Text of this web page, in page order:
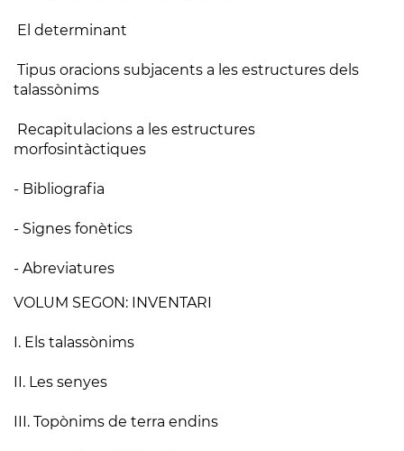
El determinant
Tipus oracions subjacents a les estructures dels
talassònims
Recapitulacions a les estructures
morfosintàctiques
- Bibliografia
- Signes fonètics
- Abreviatures
VOLUM SEGON: INVENTARI
I. Els talassònims
II. Les senyes
III. Topònims de terra endins